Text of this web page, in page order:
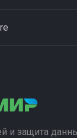
и защита